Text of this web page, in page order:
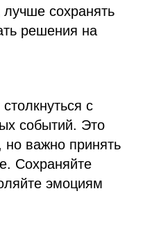
сохранять
решения на
с
событий. Это
но важно принять
Сохраняйте
эмоциям